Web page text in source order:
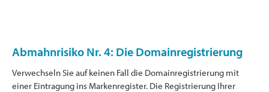
Abmahnrisiko Nr. 4: Die Domainregistrierung
Verwechseln Sie auf keinen Fall die Domainregistrierung mit
einer Eintragung ins Markenregister. Die Registrierung Ihrer